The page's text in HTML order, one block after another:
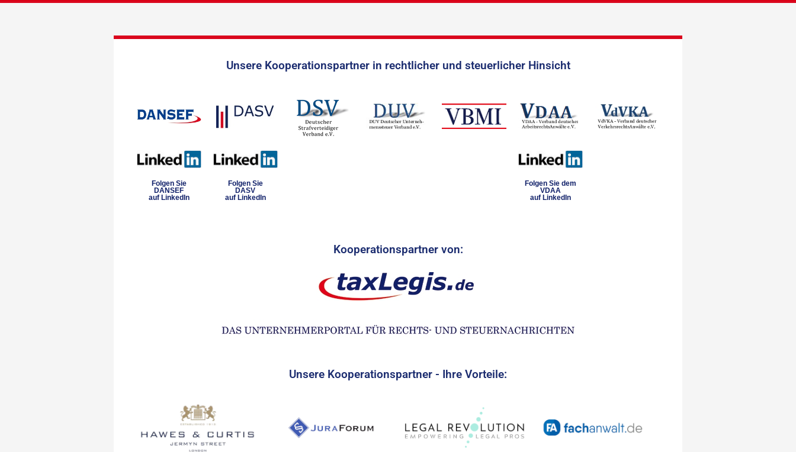
Unsere Kooperationspartner in rechtlicher und steuerlicher Hinsicht
Folgen Sie
DANSEF
auf LinkedIn
Folgen Sie
DASV
auf LinkedIn
Folgen Sie dem
VDAA
auf LinkedIn
Kooperationspartner von:
Unsere Kooperationspartner - Ihre Vorteile: